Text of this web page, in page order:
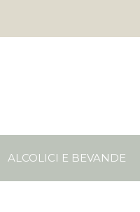
ALCOLICI E BEVANDE